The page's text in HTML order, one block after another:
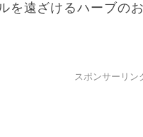
を遠ざけるハーブの
スポンサーリン